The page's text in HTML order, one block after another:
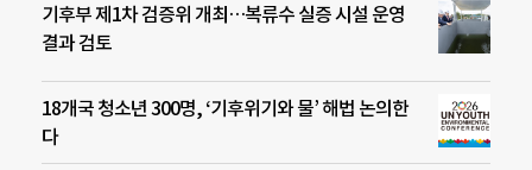
기후부 제1차 검증위 개최…복류수 실증 시설 운영
결과 검토
18개국 청소년 300명, ‘기후위기와 물’ 해법 논의한
다